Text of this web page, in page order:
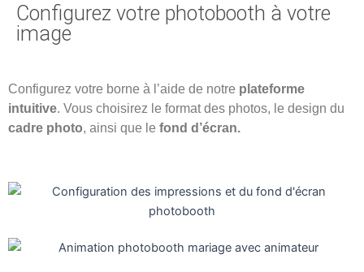
Configurez votre photobooth à votre
image
Configurez votre borne à l’aide de notre plateforme
intuitive. Vous choisirez le format des photos, le design du
cadre photo, ainsi que le fond d’écran.